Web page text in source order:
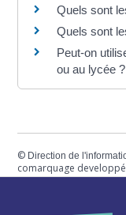
Quels sont
Quels sont
Peut-on
ou au lycée ?
© Direction de
comarquage